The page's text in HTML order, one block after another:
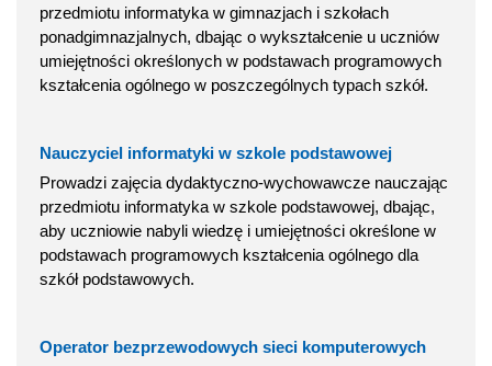
przedmiotu informatyka w gimnazjach i szkołach
ponadgimnazjalnych, dbając o wykształcenie u uczniów
umiejętności określonych w podstawach programowych
kształcenia ogólnego w poszczególnych typach szkół.
Nauczyciel informatyki w szkole podstawowej
Prowadzi zajęcia dydaktyczno-wychowawcze nauczając
przedmiotu informatyka w szkole podstawowej, dbając,
aby uczniowie nabyli wiedzę i umiejętności określone w
podstawach programowych kształcenia ogólnego dla
szkół podstawowych.
Operator bezprzewodowych sieci komputerowych